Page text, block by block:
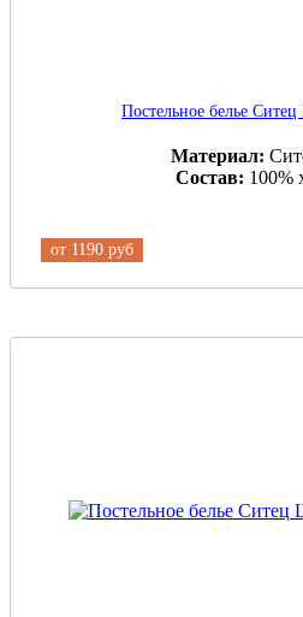
Постельное белье
Материал:
Состав: 100%
от 1190 руб